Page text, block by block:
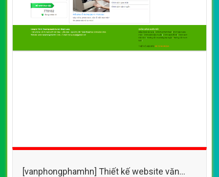
[vanphongphamhn] Thiết kế website văn